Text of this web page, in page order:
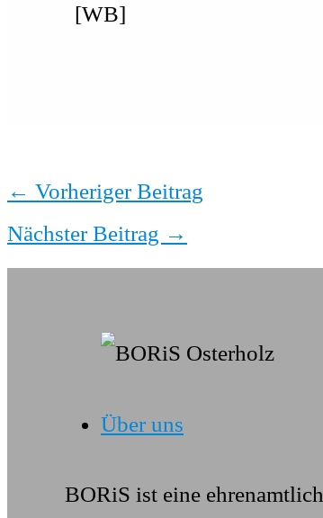
[WB]
← Vorheriger Beitrag
Nächster Beitrag →
Über uns
BORiS ist eine